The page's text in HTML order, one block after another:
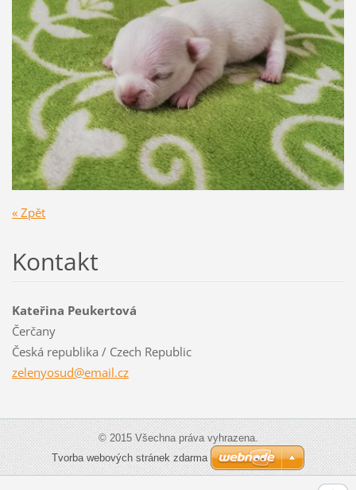
« Zpět
Kontakt
Kateřina Peukertová
Čerčany
Česká republika / Czech Republic
zelenyosud@email.cz
© 2015 Všechna práva vyhrazena.
Tvorba webových stránek zdarma